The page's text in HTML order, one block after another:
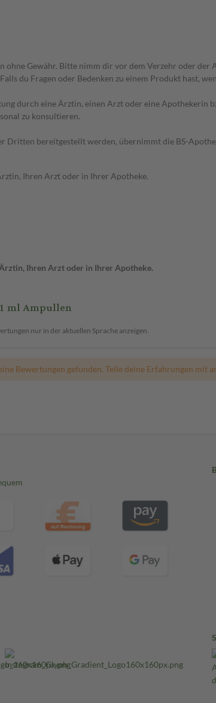
Gewähr. Bitte nimm dir vor dem Verzehr oder
du Fragen oder Bedenken zu einem Produkt hast,
durch eine Ärztin, einen Arzt oder eine Apothekerin
zu konsultieren.
bereitgestellt werden, übernimmt die BS-
Ihren Arzt oder in Ihrer Apotheke.
Ihren Arzt oder in Ihrer Apotheke.
ml Ampullen
nur in der aktuellen Sprache anzeigen.
Bewertungen gefunden. Teile deine Erfahrungen mit